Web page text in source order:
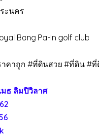
ะนคร
Bang Pa-In golf club
คาถูก #ที่ดินสวย #ที่ดิน #ที่
ธ ลิมปิวิลาศ